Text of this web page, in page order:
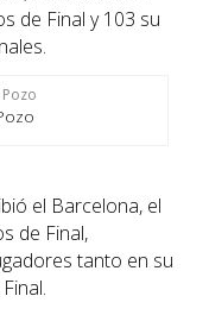
de Final y 103 su
el Barcelona, el
de Final,
tanto en su